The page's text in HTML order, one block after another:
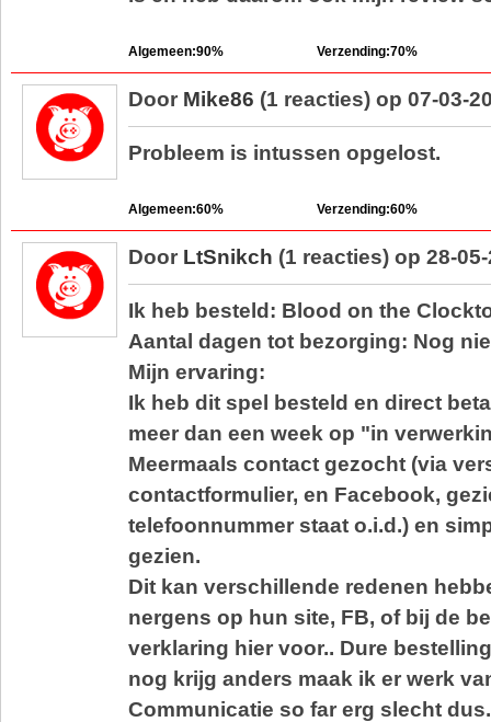
Algemeen:90% Verzending:70%
Door Mike86 (1 reacties) op 07-03-
Probleem is intussen opgelost.
Algemeen:60% Verzending:60%
Door LtSnikch (1 reacties) op 28-
Ik heb besteld: Blood on the
Aantal dagen tot bezorging: Nog
Mijn ervaring:
Ik heb dit spel besteld en direct
meer dan een week op "in
Meermaals contact gezocht (via
contactformulier, en Facebook,
telefoonnummer staat o.i.d.) en
gezien.
Dit kan verschillende redenen
nergens op hun site, FB, of bij de
verklaring hier voor.. Dure
nog krijg anders maak ik er werk
Communicatie so far erg slecht